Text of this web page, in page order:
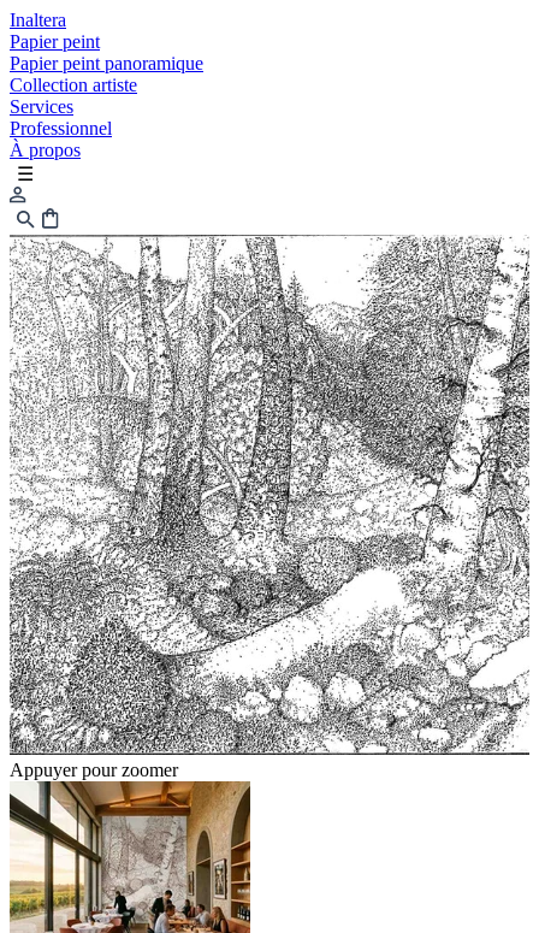
Inaltera
Papier peint
Papier peint panoramique
Collection artiste
Services
Professionnel
À propos
☰
Appuyer pour zoomer